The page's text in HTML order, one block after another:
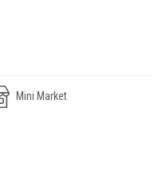
Mini Market